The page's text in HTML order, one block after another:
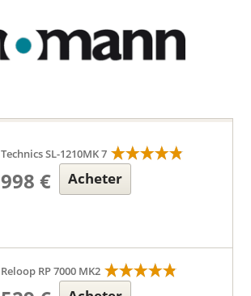
Technics SL-1210MK 7
998 € Acheter
Reloop RP 7000 MK2